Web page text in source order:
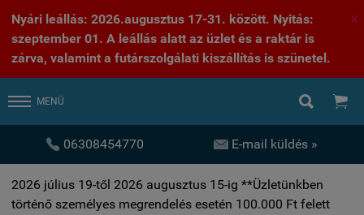
Nyári leállás: 2026.augusztus 17-31. között. Nyitás:
szeptember 01. A leállás alatt az üzlet és a raktár is
zárva, valamint a futárszolgálati kiszállítás is szünetel.
X
MENÜ  
 06308454770  E-mail küldés »
2026 július 19-től 2026 augusztus 15-ig **Üzletünkben
történő személyes megrendelés esetén 100.000 Ft felett